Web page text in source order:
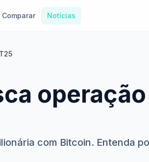
Comparar Notícias
operação
com Bitcoin. Entenda